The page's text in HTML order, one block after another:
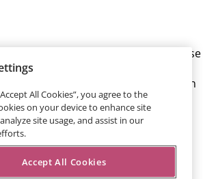
der Talanx AG beruhen. Diese
zahlreiche außerhalb des
der Talanx AG. Diese Faktoren
wesentlich von denjenigen
dass die den zukunftsgerichteten
Aussagen. Die
einer anderen als der erwarteten
All Cookies”, you agree to the
on your device to enhance site
site usage, and assist in our
Accept All Cookies